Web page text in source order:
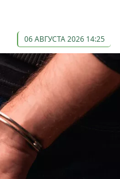
06 АВГУСТА 2026 14:25